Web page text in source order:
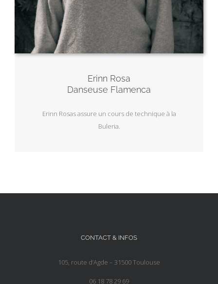
Erinn Rosa
Danseuse Flamenca
Erinn Rosas assure un cours de technique à la
Buleria.
CONTACT & INFOS
105, route d’Agde – 31500 Toulouse
06 18 78 29 69